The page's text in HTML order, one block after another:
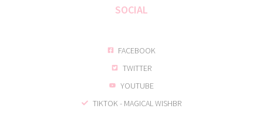
SOCIAL
FACEBOOK
TWITTER
YOUTUBE
TIKTOK - MAGICAL WISHBR